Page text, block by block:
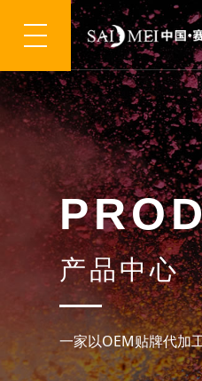
PRO
产品中心
一家以OEM贴牌代加